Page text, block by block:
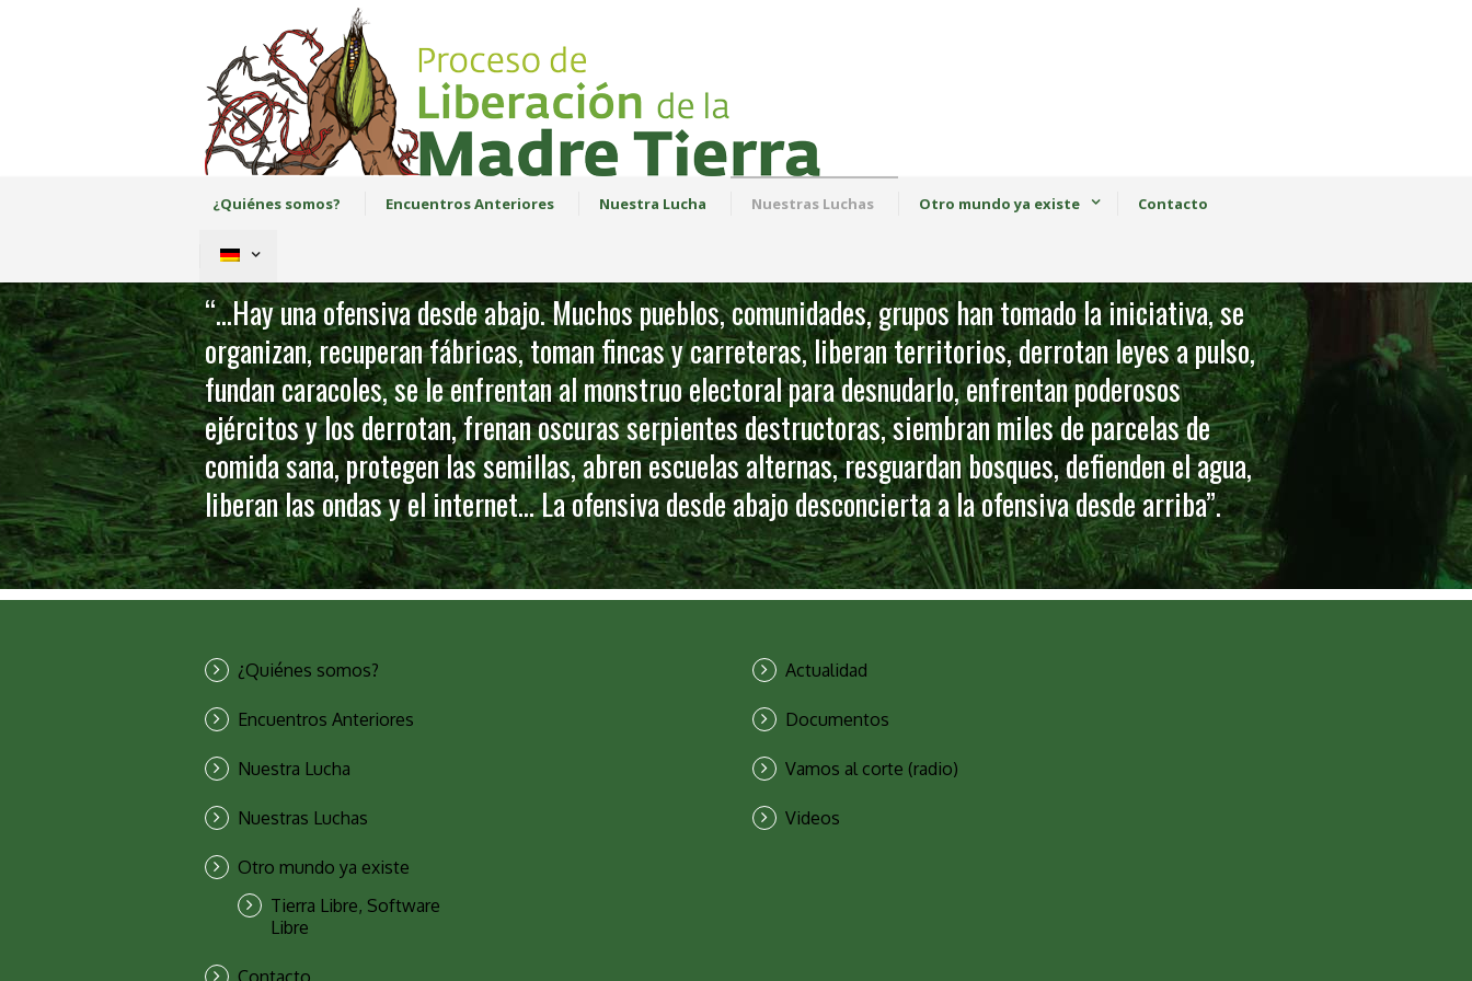
¿Quiénes somos? Encuentros Anteriores Nuestra Lucha Nuestras Luchas Otro mundo ya existe Contacto
“…Hay una ofensiva desde abajo. Muchos pueblos, comunidades, grupos han tomado la iniciativa, se
organizan, recuperan fábricas, toman fincas y carreteras, liberan territorios, derrotan leyes a pulso,
fundan caracoles, se le enfrentan al monstruo electoral para desnudarlo, enfrentan poderosos
ejércitos y los derrotan, frenan oscuras serpientes destructoras, siembran miles de parcelas de
comida sana, protegen las semillas, abren escuelas alternas, resguardan bosques, defienden el agua,
liberan las ondas y el internet… La ofensiva desde abajo desconcierta a la ofensiva desde arriba”.
¿Quiénes somos?
Encuentros Anteriores
Nuestra Lucha
Nuestras Luchas
Otro mundo ya existe
Tierra Libre, Software
Libre
Contacto
Actualidad
Documentos
Vamos al corte (radio)
Videos